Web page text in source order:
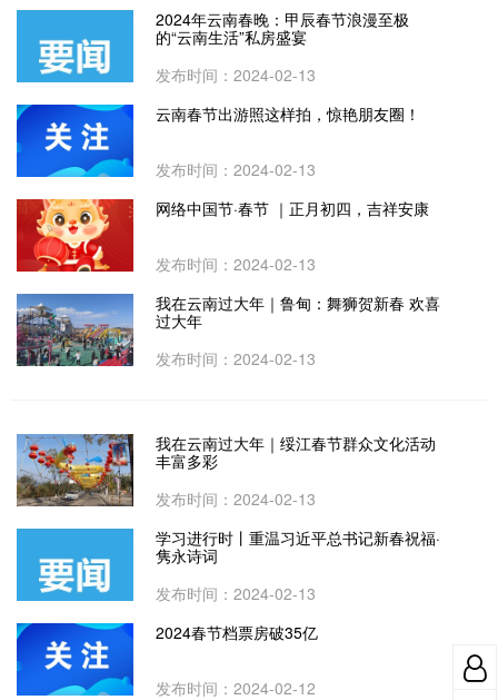
2024年云南春晚：甲辰春节浪漫至极
的“云南生活”私房盛宴
发布时间：2024-02-13
云南春节出游照这样拍，惊艳朋友圈！
发布时间：2024-02-13
网络中国节·春节 ｜正月初四，吉祥安康
发布时间：2024-02-13
我在云南过大年｜鲁甸：舞狮贺新春 欢喜
过大年
发布时间：2024-02-13
我在云南过大年｜绥江春节群众文化活动
丰富多彩
发布时间：2024-02-13
学习进行时丨重温习近平总书记新春祝福·
隽永诗词
发布时间：2024-02-13
2024春节档票房破35亿
发布时间：2024-02-12